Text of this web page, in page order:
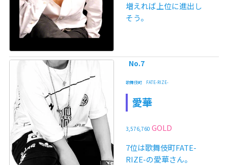
増えれば上位に進出し
そう。
No.7
歌舞伎町 FATE-RIZE-
愛華
3,576,760 GOLD
7位は歌舞伎町FATE-
RIZE-の愛華さん。